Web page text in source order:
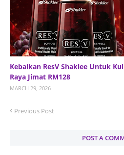
Kebaikan ResV Shaklee Untuk
Raya Jimat RM128
MARCH 29, 2026
Previous Post
POST A